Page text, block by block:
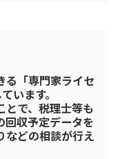
る「専門家ライセ
います。
とで、税理士等も
回収予定データを
などの相談が行え